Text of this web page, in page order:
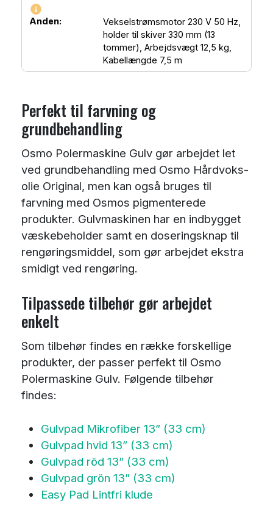
Anden:
Vekselstrømsmotor 230 V 50 Hz,
holder til skiver 330 mm (13
tommer), Arbejdsvægt 12,5 kg,
Kabellængde 7,5 m
Perfekt til farvning og
grundbehandling
Osmo Polermaskine Gulv gør arbejdet let
ved grundbehandling med Osmo Hårdvoks-
olie Original, men kan også bruges til
farvning med Osmos pigmenterede
produkter. Gulvmaskinen har en indbygget
væskebeholder samt en doseringsknap til
rengøringsmiddel, som gør arbejdet ekstra
smidigt ved rengøring.
Tilpassede tilbehør gør arbejdet
enkelt
Som tilbehør findes en række forskellige
produkter, der passer perfekt til Osmo
Polermaskine Gulv. Følgende tilbehør
findes:
Gulvpad Mikrofiber 13” (33 cm)
Gulvpad hvid 13” (33 cm)
Gulvpad röd 13” (33 cm)
Gulvpad grön 13” (33 cm)
Easy Pad Lintfri klude